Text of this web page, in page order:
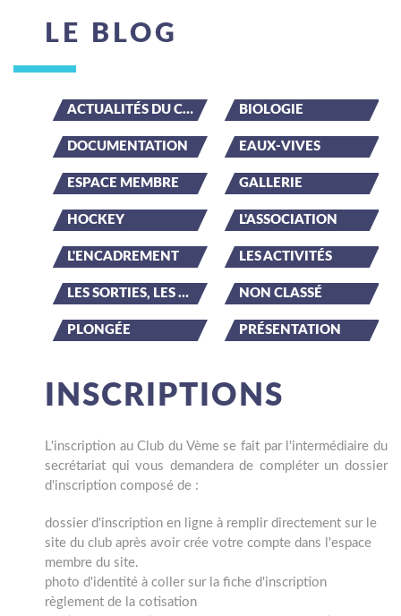
LE BLOG
ACTUALITÉS DU CLUB BIOLOGIE
DOCUMENTATION EAUX-VIVES
ESPACE MEMBRE GALLERIE
HOCKEY L'ASSOCIATION
L'ENCADREMENT LES ACTIVITÉS
LES SORTIES, LES ÉVÉNEMENTS NON CLASSÉ
PLONGÉE PRÉSENTATION
INSCRIPTIONS
L'inscription au Club du Vème se fait par l'intermédiaire du
secrétariat qui vous demandera de compléter un dossier
d'inscription composé de :
dossier d'inscription en ligne à remplir directement sur le
site du club après avoir crée votre compte dans l'espace
membre du site.
photo d'identité à coller sur la fiche d'inscription
règlement de la cotisation